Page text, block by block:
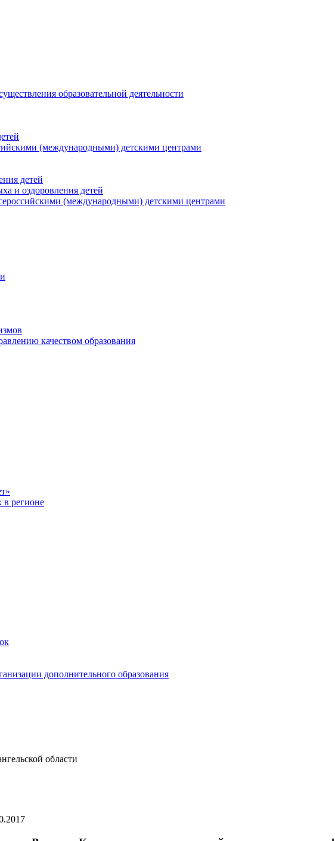
образовательной деятельности
(международными) детскими центрами
детей
и оздоровления детей
(международными) детскими центрами
качеством образования
регионе
дополнительного образования
области